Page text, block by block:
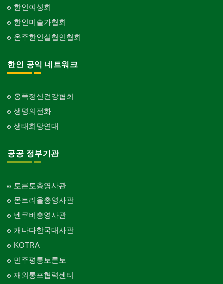
한인여성회
한인미술가협회
온주한인실협인협회
한인 공익 네트워크
홍푹정신건강협회
생명의전화
생태희망연대
공공 정부기관
토론토총영사관
몬트리올총영사관
벤쿠버총영사관
캐나다한국대사관
KOTRA
민주평통토론토
재외통포협력센터